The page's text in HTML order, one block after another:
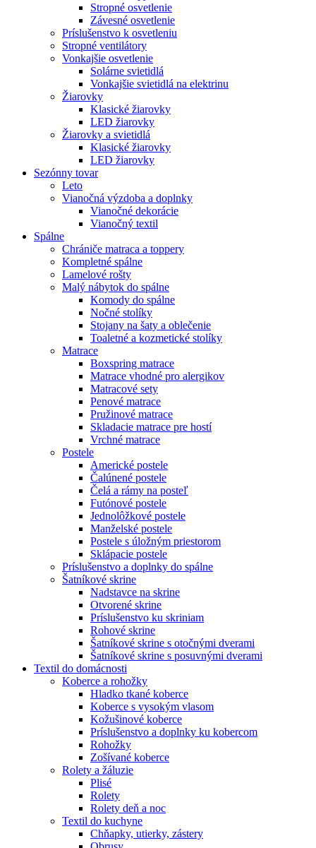
Stropné osvetlenie
Závesné osvetlenie
Príslušenstvo k osvetleniu
Stropné ventilátory
Vonkajšie osvetlenie
Solárne svietidlá
Vonkajšie svietidlá na elektrinu
Žiarovky
Klasické žiarovky
LED žiarovky
Žiarovky a svietidlá
Klasické žiarovky
LED žiarovky
Sezónny tovar
Leto
Vianočná výzdoba a doplnky
Vianočné dekorácie
Vianočný textil
Spálne
Chrániče matraca a toppery
Kompletné spálne
Lamelové rošty
Malý nábytok do spálne
Komody do spálne
Nočné stolíky
Stojany na šaty a oblečenie
Toaletné a kozmetické stolíky
Matrace
Boxspring matrace
Matrace vhodné pro alergikov
Matracové sety
Penové matrace
Pružinové matrace
Skladacie matrace pre hostí
Vrchné matrace
Postele
Americké postele
Čalúnené postele
Čelá a rámy na posteľ
Futónové postele
Jednolôžkové postele
Manželské postele
Postele s úložným priestorom
Sklápacie postele
Príslušenstvo a doplnky do spálne
Šatníkové skrine
Nadstavce na skrine
Otvorené skrine
Príslušenstvo ku skriniam
Rohové skrine
Šatníkové skrine s otočnými dverami
Šatníkové skrine s posuvnými dverami
Textil do domácnosti
Koberce a rohožky
Hladko tkané koberce
Koberce s vysokým vlasom
Kožušinové koberce
Príslušenstvo a doplnky ku kobercom
Rohožky
Zošívané koberce
Rolety a žáluzie
Plisé
Rolety
Rolety deň a noc
Textil do kuchyne
Chňapky, utierky, zástery